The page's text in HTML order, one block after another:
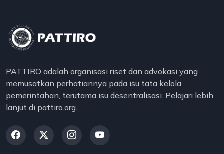
PATTIRO adalah organisasi riset dan advokasi yang
memusatkan perhatiannya pada isu tata kelola
pemerintahan, terutama isu desentralisasi. Pelajari lebih
lanjut di pattiro.org.